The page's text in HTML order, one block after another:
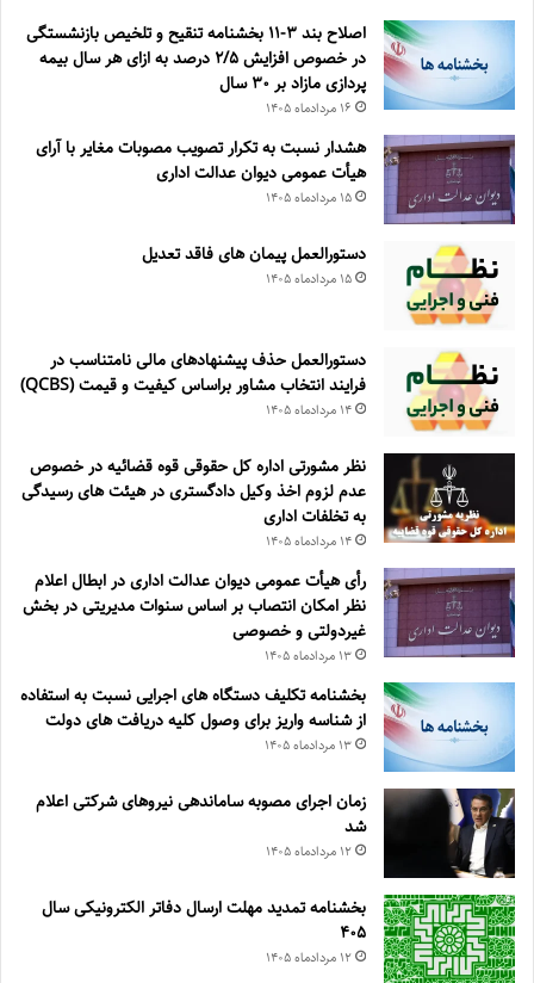
اصلاح بند ۳‏-۱۱ بخشنامه تنقیح و تلخیص بازنشستگی
در خصوص افزایش ۵‏‏‏‏‏‏‏‏‏/۲ درصد به ازای هر سال بیمه
پردازی مازاد بر ۳۰‏ سال
۱۶ مرداد‌ماه ۱۴۰۵
هشدار نسبت به تکرار تصویب مصوبات مغایر با آرای
هیأت عمومی دیوان عدالت اداری
۱۵ مرداد‌ماه ۱۴۰۵
دستورالعمل پیمان های فاقد تعدیل
۱۵ مرداد‌ماه ۱۴۰۵
دستورالعمل حذف پيشنهادهای مالی نامتناسب در
فرايند انتخاب مشاور براساس كيفيت و قيمت (QCBS)
۱۴ مرداد‌ماه ۱۴۰۵
نظر مشورتی اداره کل حقوقی قوه قضائیه در خصوص
عدم لزوم اخذ وکیل دادگستری در هیئت های رسیدگی
به تخلفات اداری
۱۴ مرداد‌ماه ۱۴۰۵
رأی هیأت عمومی دیوان عدالت اداری در ابطال اعلام
نظر امکان انتصاب بر اساس سنوات مدیریتی در بخش
غیردولتی و خصوصی
۱۳ مرداد‌ماه ۱۴۰۵
بخشنامه تکلیف دستگاه های اجرایی نسبت به استفاده
از شناسه واریز برای وصول کلیه دریافت های دولت
۱۳ مرداد‌ماه ۱۴۰۵
زمان اجرای مصوبه ساماندهی نیروهای شرکتی اعلام
شد
۱۲ مرداد‌ماه ۱۴۰۵
بخشنامه تمدید مهلت ارسال دفاتر الکترونیکی سال
۴۰۵
۱۲ مرداد‌ماه ۱۴۰۵